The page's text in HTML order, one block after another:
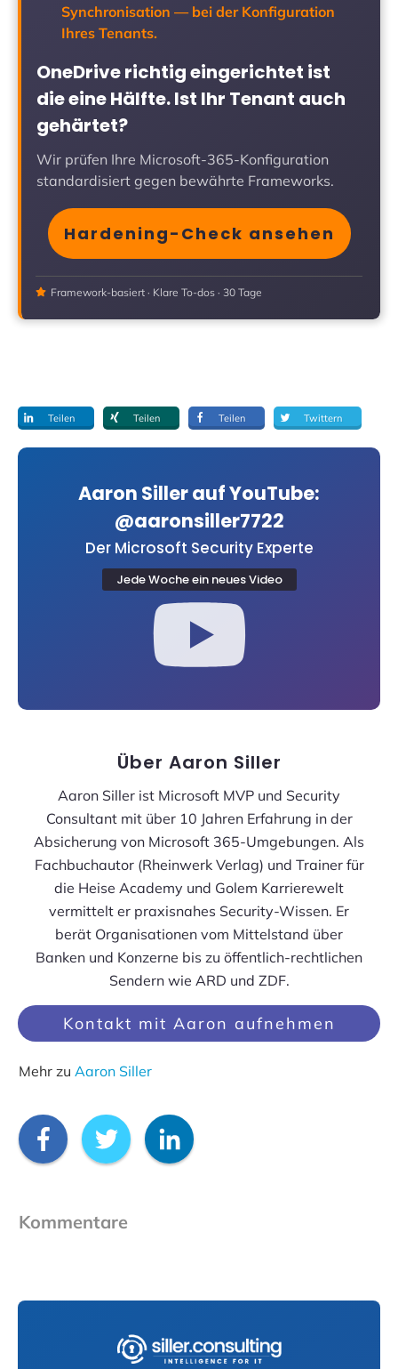
Synchronisation — bei der Konfiguration
Ihres Tenants.
OneDrive richtig eingerichtet ist
die eine Hälfte. Ist Ihr Tenant auch
gehärtet?
Wir prüfen Ihre Microsoft-365-Konfiguration
standardisiert gegen bewährte Frameworks.
Hardening-Check ansehen
Framework-basiert · Klare To-dos · 30 Tage
Teilen Teilen Teilen Twittern
Aaron Siller auf YouTube:
@aaronsiller7722
Der Microsoft Security Experte
Jede Woche ein neues Video
Über Aaron Siller
Aaron Siller ist Microsoft MVP und Security
Consultant mit über 10 Jahren Erfahrung in der
Absicherung von Microsoft 365-Umgebungen. Als
Fachbuchautor (Rheinwerk Verlag) und Trainer für
die Heise Academy und Golem Karrierewelt
vermittelt er praxisnahes Security-Wissen. Er
berät Organisationen vom Mittelstand über
Banken und Konzerne bis zu öffentlich-rechtlichen
Sendern wie ARD und ZDF.
Kontakt mit Aaron aufnehmen
Mehr zu Aaron Siller
Kommentare